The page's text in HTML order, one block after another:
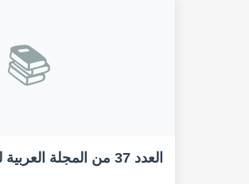
📚
العدد 37 من المجلة العربية للمعلومات